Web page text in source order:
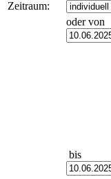
Zeitraum:
oder von
bis